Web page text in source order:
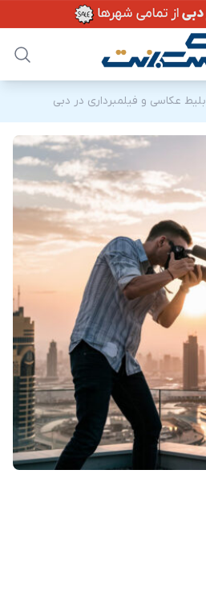
بلیط عکاسی و فیلمبرداری در دبی